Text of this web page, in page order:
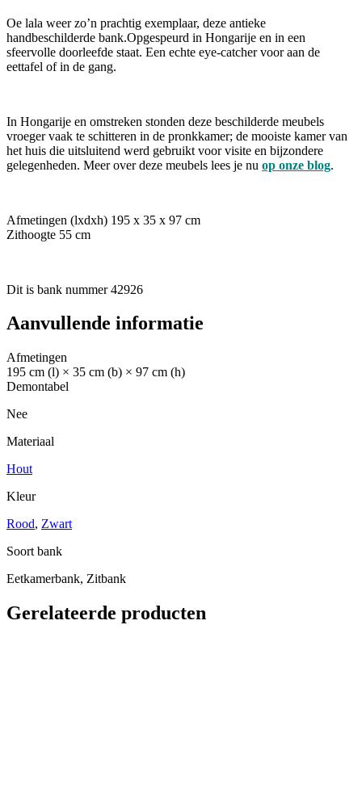
Oe lala weer zo’n prachtig exemplaar, deze antieke
handbeschilderde bank.Opgespeurd in Hongarije en in een
sfeervolle doorleefde staat. Een echte eye-catcher voor aan de
eettafel of in de gang.
In Hongarije en omstreken stonden deze beschilderde meubels
vroeger vaak te schitteren in de pronkkamer; de mooiste kamer van
het huis die uitsluitend werd gebruikt voor visite en bijzondere
gelegenheden. Meer over deze meubels lees je nu op onze blog.
Afmetingen (lxdxh) 195 x 35 x 97 cm
Zithoogte 55 cm
Dit is bank nummer 42926
Aanvullende informatie
Afmetingen
195 cm (l) × 35 cm (b) × 97 cm (h)
Demontabel
Nee
Materiaal
Hout
Kleur
Rood, Zwart
Soort bank
Eetkamerbank, Zitbank
Gerelateerde producten